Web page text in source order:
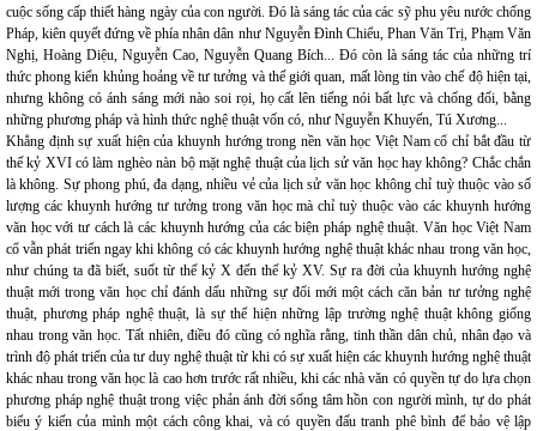
cuộc sống cấp thiết hàng ngày của con người. Đó là sáng tác của các sỹ phu yêu nước chống
Pháp, kiên quyết đứng về phía nhân dân như Nguyễn Đình Chiểu, Phan Văn Trị, Phạm Văn
Nghị, Hoàng Diệu, Nguyễn Cao, Nguyễn Quang Bích... Đó còn là sáng tác của những trí
thức phong kiến khủng hoảng về tư tưởng và thế giới quan, mất lòng tin vào chế độ hiện tại,
nhưng không có ánh sáng mới nào soi rọi, họ cất lên tiếng nói bất lực và chống đối, bằng
những phương pháp và hình thức nghệ thuật vốn có, như Nguyễn Khuyến, Tú Xương...
Khẳng định sự xuất hiện của khuynh hướng trong nền văn học Việt Nam cổ chỉ bắt đầu từ
thế kỷ XVI có làm nghèo nàn bộ mặt nghệ thuật của lịch sử văn học hay không? Chắc chắn
là không. Sự phong phú, đa dạng, nhiều vẻ của lịch sử văn học không chỉ tuỳ thuộc vào số
lượng các khuynh hướng tư tưởng trong văn học mà chỉ tuỳ thuộc vào các khuynh hướng
văn học với tư cách là các khuynh hướng của các biện pháp nghệ thuật. Văn học Việt Nam
cổ vẫn phát triển ngay khi không có các khuynh hướng nghệ thuật khác nhau trong văn học,
như chúng ta đã biết, suốt từ thế kỷ X đến thế kỷ XV. Sự ra đời của khuynh hướng nghệ
thuật mới trong văn học chỉ đánh dấu những sự đổi mới một cách căn bản tư tưởng nghệ
thuật, phương pháp nghệ thuật, là sự thể hiện những lập trường nghệ thuật không giống
nhau trong văn học. Tất nhiên, điều đó cũng có nghĩa rằng, tinh thần dân chủ, nhân đạo và
trình độ phát triển của tư duy nghệ thuật từ khi có sự xuất hiện các khuynh hướng nghệ thuật
khác nhau trong văn học là cao hơn trước rất nhiều, khi các nhà văn có quyền tự do lựa chọn
phương pháp nghệ thuật trong việc phản ánh đời sống tâm hồn con người mình, tự do phát
biểu ý kiến của mình một cách công khai, và có quyền đấu tranh phê bình để bảo vệ lập